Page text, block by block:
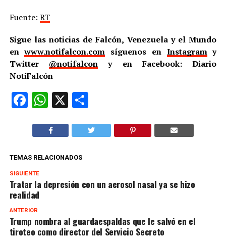
Fuente: RT
Sigue las noticias de Falcón, Venezuela y el Mundo
enwww.notifalcon.com síguenos en Instagramy
Twitter @notifalcon y en Facebook: Diario
NotiFalcón
Facebook
WhatsApp
X Compartir
TEMAS RELACIONADOS
SIGUIENTE
Tratar la depresión con un aerosol nasal ya se hizo
realidad
ANTERIOR
Trump nombra al guardaespaldas que le salvó en el
tiroteo como director del Servicio Secreto